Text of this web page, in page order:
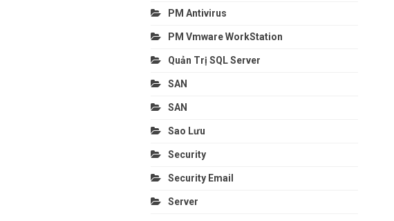
PM Antivirus
PM Vmware WorkStation
Quản Trị SQL Server
SAN
SAN
Sao Lưu
Security
Security Email
Server